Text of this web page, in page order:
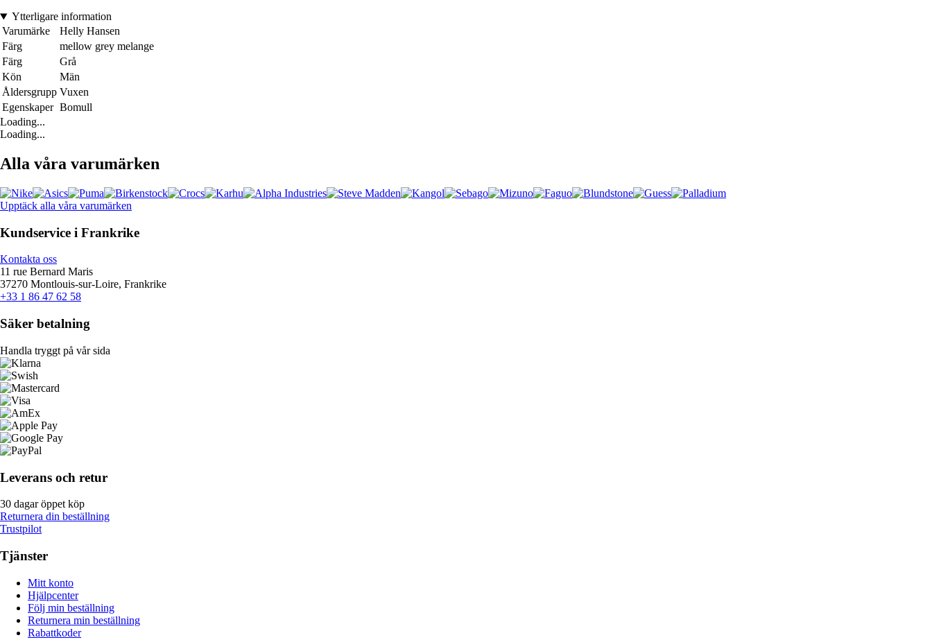
Ytterligare information
Varumärke
Helly Hansen
Färg
mellow grey melange
Färg
Grå
Kön
Män
Åldersgrupp Vuxen
Egenskaper Bomull
Loading...
Loading...
Alla våra varumärken
Upptäck alla våra varumärken
Kundservice i Frankrike
Kontakta oss
11 rue Bernard Maris
37270 Montlouis-sur-Loire, Frankrike
+33 1 86 47 62 58
Säker betalning
Handla tryggt på vår sida
Leverans och retur
30 dagar öppet köp
Returnera din beställning
Trustpilot
Tjänster
Mitt konto
Hjälpcenter
Följ min beställning
Returnera min beställning
Rabattkoder